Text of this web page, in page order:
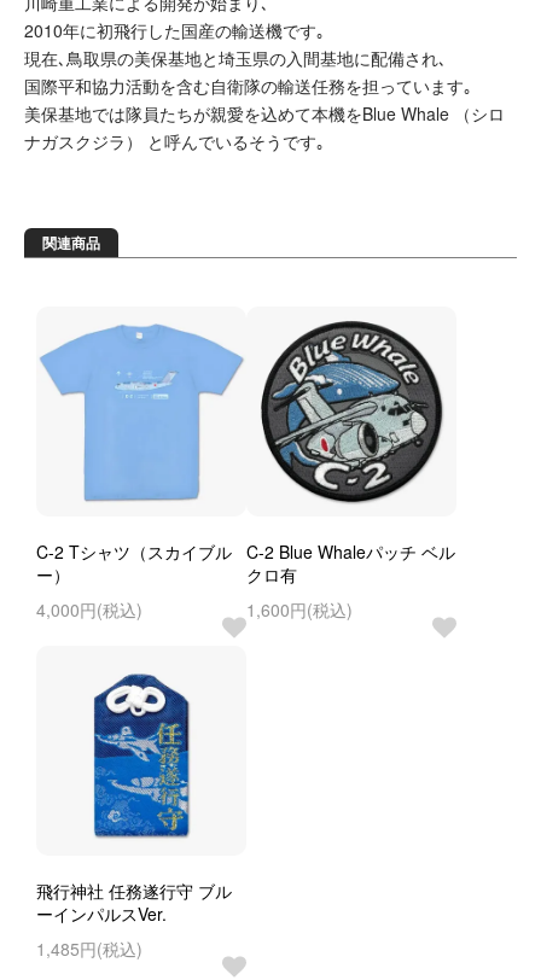
2010年に初飛行した国産の輸送機です｡
現在､鳥取県の美保基地と埼玉県の入間基地に配備され､
国際平和協力活動を含む自衛隊の輸送任務を担っています｡
美保基地では隊員たちが親愛を込めて本機をBlue Whale （シロ
ナガスクジラ） と呼んでいるそうです｡
関連商品
C-2 Tシャツ（スカイブル
ー）
4,000円(税込)
C-2 Blue Whaleパッチ ベル
クロ有
1,600円(税込)
飛行神社 任務遂行守 ブル
ーインパルスVer.
1,485円(税込)